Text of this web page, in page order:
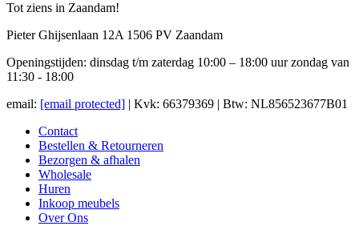
Tot ziens in Zaandam!
Pieter Ghijsenlaan 12A 1506 PV Zaandam
Openingstijden: dinsdag t/m zaterdag 10:00 – 18:00 uur zondag van
11:30 - 18:00
email: [email protected] | Kvk: 66379369 | Btw: NL856523677B01
Contact
Bestellen & Retourneren
Bezorgen & afhalen
Wholesale
Huren
Inkoop meubels
Over Ons